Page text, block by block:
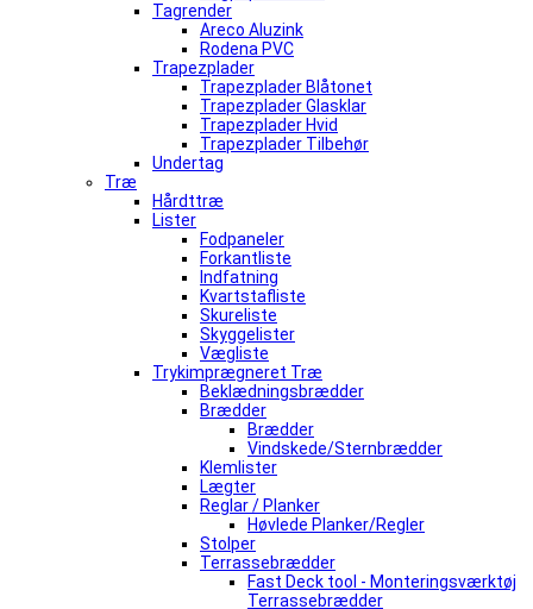
Tagrender
Areco Aluzink
Rodena PVC
Trapezplader
Trapezplader Blåtonet
Trapezplader Glasklar
Trapezplader Hvid
Trapezplader Tilbehør
Undertag
Træ
Hårdttræ
Lister
Fodpaneler
Forkantliste
Indfatning
Kvartstafliste
Skureliste
Skyggelister
Vægliste
Trykimprægneret Træ
Beklædningsbrædder
Brædder
Brædder
Vindskede/Sternbrædder
Klemlister
Lægter
Reglar / Planker
Høvlede Planker/Regler
Stolper
Terrassebrædder
Fast Deck tool - Monteringsværktøj
Terrassebrædder